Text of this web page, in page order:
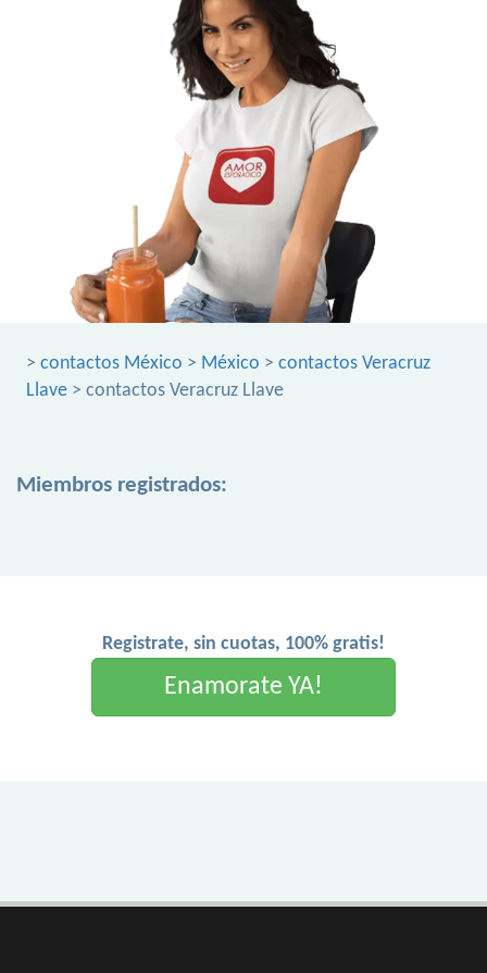
> contactos México > México > contactos Veracruz
Llave > contactos Veracruz Llave
Miembros registrados:
Registrate, sin cuotas, 100% gratis!
Enamorate YA!